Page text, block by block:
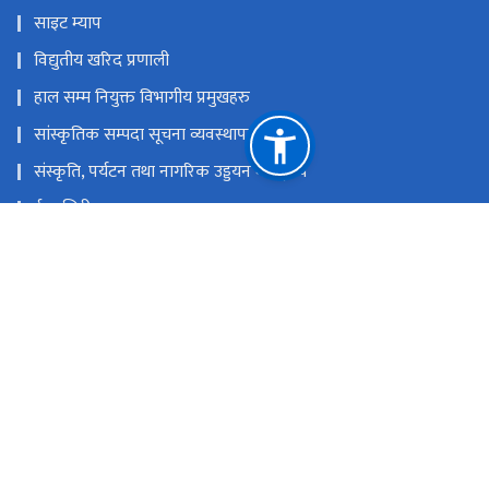
साइट म्याप
विद्युतीय खरिद प्रणाली
हाल सम्म नियुक्त विभागीय प्रमुखहरु
सांस्कृतिक सम्पदा सूचना व्यवस्थापन प्रणाली
संस्कृति, पर्यटन तथा नागरिक उड्डयन मन्त्रा्लय
ई-हाजिरी